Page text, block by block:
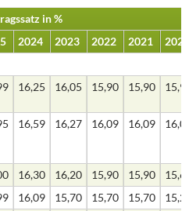
in %
2024 2023 2022 2021
2020
16,25 16,05 15,90 15,90
16,59 16,27 16,09 16,09
16,30 16,20 15,90 15,90
16,09 15,70 15,70 15,70